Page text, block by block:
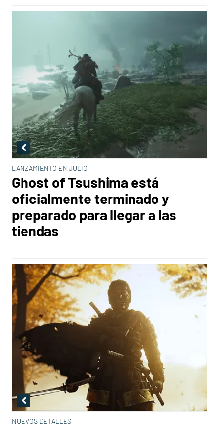
LANZAMIENTO EN JULIO
Ghost of Tsushima está
oficialmente terminado y
preparado para llegar a las
tiendas
NUEVOS DETALLES